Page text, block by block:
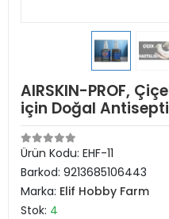
AIRSKIN-PROF,
için Doğal
Ürün Kodu: EHF-11
Barkod: 9213685106443
Marka: Elif Hobby Farm
Stok: 4